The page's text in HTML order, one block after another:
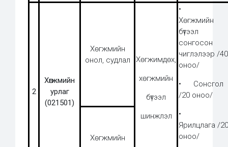
2
Хөгжмийн
урлаг
(021501)
Хөгжмийн
онол, судлал
Хөгжимдөх,
хөгжмийн
бүтээл
шинжлэл
•
Хөгжмийн
бүтээл
сонгосон
чиглэлээр /40
оноо/
• Сонсгол
/20 оноо/
•
Ярилцлага /20
оноо/
Хөгжмийн